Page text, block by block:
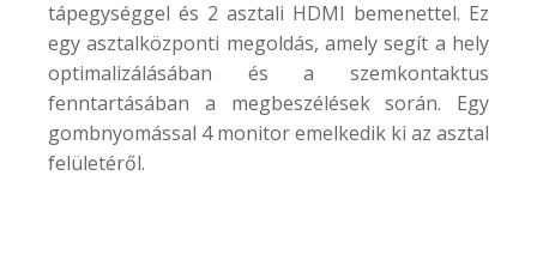
tápegységgel és 2 asztali HDMI bemenettel. Ez
egy asztalközponti megoldás, amely segít a hely
optimalizálásában és a szemkontaktus
fenntartásában a megbeszélések során. Egy
gombnyomással 4 monitor emelkedik ki az asztal
felületéről.